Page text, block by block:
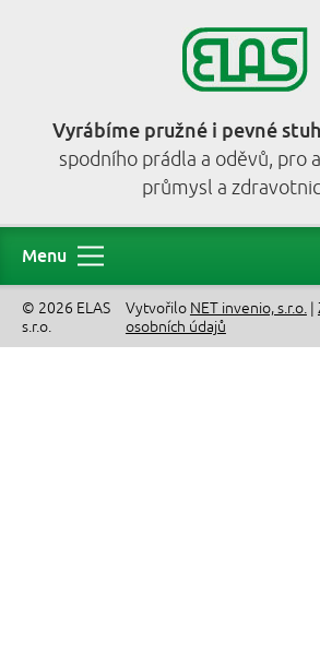
Vyrábíme pružné i pevné
spodního prádla a oděvů, pro
průmysl a
Menu
© 2026 ELAS
s.r.o.
Vytvořilo NET invenio, s.r.o.|
osobních údajů